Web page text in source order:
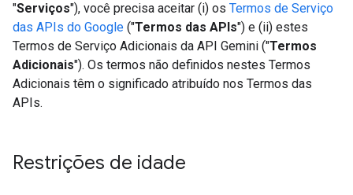
"Serviços"), você precisa aceitar (i) os Termos de Serviço
das APIs do Google ("Termos das APIs") e (ii) estes
Termos de Serviço Adicionais da API Gemini ("Termos
Adicionais"). Os termos não definidos nestes Termos
Adicionais têm o significado atribuído nos Termos das
APIs.
Restrições de idade